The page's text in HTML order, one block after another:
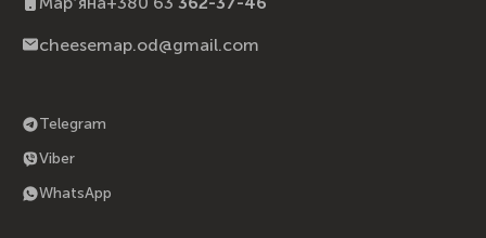
Telegram
Viber
WhatsApp
cheesemap.od@gmail.com